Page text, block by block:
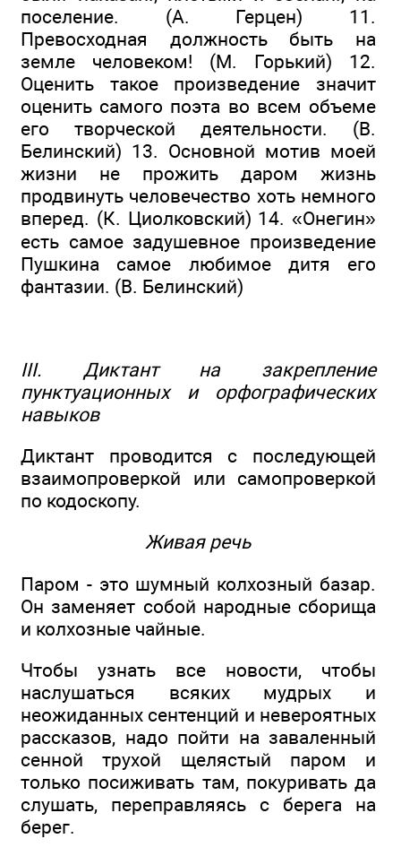
поселение. (А. Герцен) 11.
Превосходная должность быть на
земле человеком! (М. Горький) 12.
Оценить такое произведение значит
оценить самого поэта во всем объеме
его творческой деятельности. (В.
Белинский) 13. Основной мотив моей
жизни не прожить даром жизнь
продвинуть человечество хоть немного
вперед. (К. Циолковский) 14. «Онегин»
есть самое задушевное произведение
Пушкина самое любимое дитя его
фантазии. (В. Белинский)
III. Диктант на закрепление
пунктуационных и орфографических
навыков
Диктант проводится с последующей
взаимопроверкой или самопроверкой
по кодоскопу.
Живая речь
Паром - это шумный колхозный базар.
Он заменяет собой народные сборища
и колхозные чайные.
Чтобы узнать все новости, чтобы
наслушаться всяких мудрых и
неожиданных сентенций и невероятных
рассказов, надо пойти на заваленный
сенной трухой щелястый паром и
только посиживать там, покуривать да
слушать, переправляясь с берега на
берег.